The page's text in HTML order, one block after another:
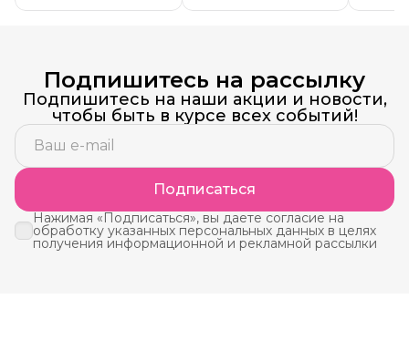
Подпишитесь на рассылку
Подпишитесь на наши акции и новости,
чтобы быть в курсе всех событий!
Подписаться
Нажимая «Подписаться», вы даете согласие на
обработку указанных персональных данных в целях
получения информационной и рекламной рассылки